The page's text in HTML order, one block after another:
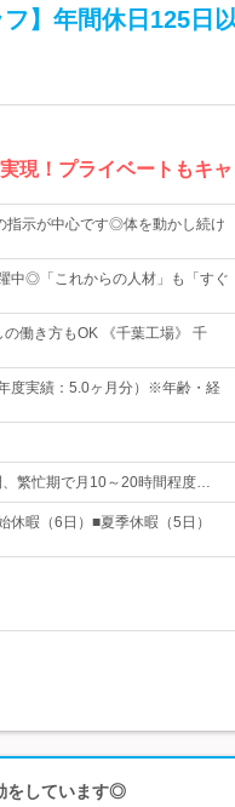
】年間休日125日
現！プライベートもキ
指示が中心です◎体を動かし続け
中◎「これからの人材」も「すぐ
働き方もOK 《千葉工場》 千
度実績：5.0ヶ月分）※年齢・経
繁忙期で月10～20時間程度…
暇（6日）■夏季休暇（5日）
をしています◎